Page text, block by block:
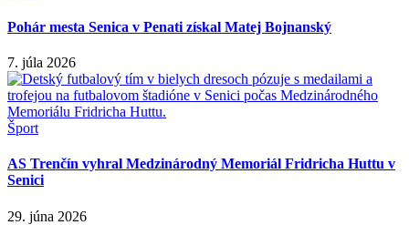
Pohár mesta Senica v Penati získal Matej Bojnanský
7. júla 2026
Šport
AS Trenčín vyhral Medzinárodný Memoriál Fridricha Huttu v
Senici
29. júna 2026